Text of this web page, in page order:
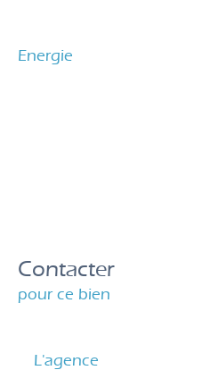
Energie
Contacter
pour ce bien
L'agence